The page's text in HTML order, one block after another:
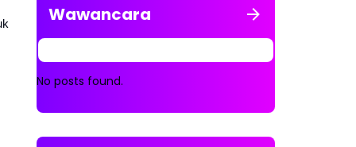
Wawancara
No posts found.